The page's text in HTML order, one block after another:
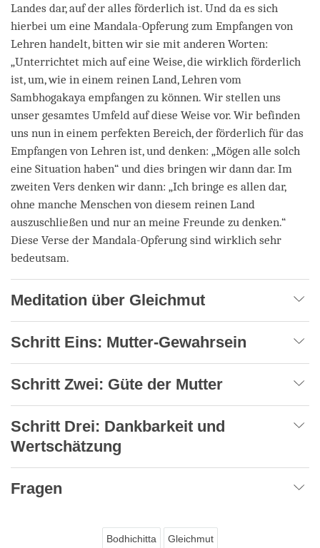
Landes dar, auf der alles förderlich ist. Und da es sich
hierbei um eine Mandala-Opferung zum Empfangen von
Lehren handelt, bitten wir sie mit anderen Worten:
„Unterrichtet mich auf eine Weise, die wirklich förderlich
ist, um, wie in einem reinen Land, Lehren vom
Sambhogakaya empfangen zu können. Wir stellen uns
unser gesamtes Umfeld auf diese Weise vor. Wir befinden
uns nun in einem perfekten Bereich, der förderlich für das
Empfangen von Lehren ist, und denken: „Mögen alle solch
eine Situation haben“ und dies bringen wir dann dar. Im
zweiten Vers denken wir dann: „Ich bringe es allen dar,
ohne manche Menschen von diesem reinen Land
auszuschließen und nur an meine Freunde zu denken.“
Diese Verse der Mandala-Opferung sind wirklich sehr
bedeutsam.
Meditation über Gleichmut
Schritt Eins: Mutter-Gewahrsein
Schritt Zwei: Güte der Mutter
Schritt Drei: Dankbarkeit und
Wertschätzung
Fragen
Bodhichitta Gleichmut